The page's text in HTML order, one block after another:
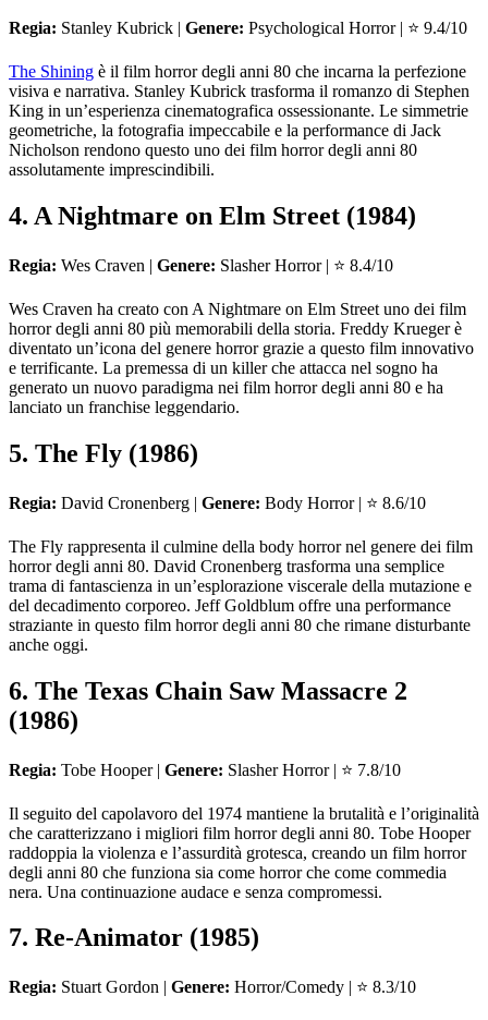
Regia: Stanley Kubrick | Genere: Psychological Horror | ⭐ 9.4/10
The Shining è il film horror degli anni 80 che incarna la perfezione
visiva e narrativa. Stanley Kubrick trasforma il romanzo di Stephen
King in un’esperienza cinematografica ossessionante. Le simmetrie
geometriche, la fotografia impeccabile e la performance di Jack
Nicholson rendono questo uno dei film horror degli anni 80
assolutamente imprescindibili.
4. A Nightmare on Elm Street (1984)
Regia: Wes Craven | Genere: Slasher Horror | ⭐ 8.4/10
Wes Craven ha creato con A Nightmare on Elm Street uno dei film
horror degli anni 80 più memorabili della storia. Freddy Krueger è
diventato un’icona del genere horror grazie a questo film innovativo
e terrificante. La premessa di un killer che attacca nel sogno ha
generato un nuovo paradigma nei film horror degli anni 80 e ha
lanciato un franchise leggendario.
5. The Fly (1986)
Regia: David Cronenberg | Genere: Body Horror | ⭐ 8.6/10
The Fly rappresenta il culmine della body horror nel genere dei film
horror degli anni 80. David Cronenberg trasforma una semplice
trama di fantascienza in un’esplorazione viscerale della mutazione e
del decadimento corporeo. Jeff Goldblum offre una performance
straziante in questo film horror degli anni 80 che rimane disturbante
anche oggi.
6. The Texas Chain Saw Massacre 2
(1986)
Regia: Tobe Hooper | Genere: Slasher Horror | ⭐ 7.8/10
Il seguito del capolavoro del 1974 mantiene la brutalità e l’originalità
che caratterizzano i migliori film horror degli anni 80. Tobe Hooper
raddoppia la violenza e l’assurdità grotesca, creando un film horror
degli anni 80 che funziona sia come horror che come commedia
nera. Una continuazione audace e senza compromessi.
7. Re-Animator (1985)
Regia: Stuart Gordon | Genere: Horror/Comedy | ⭐ 8.3/10